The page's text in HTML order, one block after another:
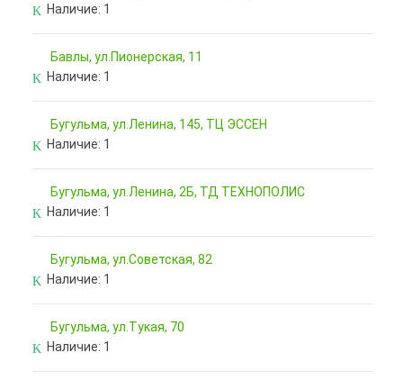
Наличие: 1
Бавлы, ул.Пионерская, 11
Наличие: 1
Бугульма, ул.Ленина, 145, ТЦ ЭССЕН
Наличие: 1
Бугульма, ул.Ленина, 2Б, ТД ТЕХНОПОЛИС
Наличие: 1
Бугульма, ул.Советская, 82
Наличие: 1
Бугульма, ул.Тукая, 70
Наличие: 1